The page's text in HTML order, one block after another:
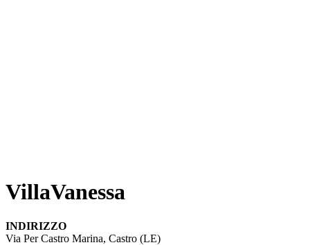
VillaVanessa
INDIRIZZO
Via Per Castro Marina, Castro (LE)